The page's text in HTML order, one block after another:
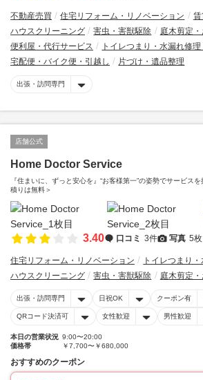
不動産売買 住宅リフォーム・リノベーション
ハウスクリーニング
害虫・害獣駆除
庭木剪定
便利屋・代行サービス
トイレつまり・水漏れ修
宅配便・バイク便・引越し
片づけ・遺品整理
出張・訪問専門
店舗公式
Home Doctor Service
『住まいに、ずっと安心を』“お客様第一”の姿勢でサービス
積りは無料＞
3.40 口コミ 3件 写真 5枚
住宅リフォーム・リノベーション
トイレつまり
ハウスクリーニング
害虫・害獣駆除 庭木剪定
出張・訪問専門 日祝OK クーポン有
QRコード決済可 女性歓迎 男性歓迎
本日の営業状況 9:00〜20:00
価格帯
￥7,700〜￥680,000
おすすめのクーポン